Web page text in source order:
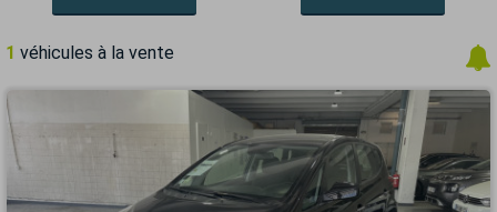
1 véhicules à la vente